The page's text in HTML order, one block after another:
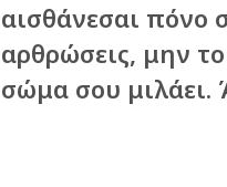
αισθάνεσαι πόνο
αρθρώσεις, μην το
σώμα σου μιλάει.